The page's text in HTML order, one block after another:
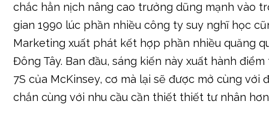
chắc hẳn nịch nâng cao trưởng dũng mạnh vào
gian 1990 lúc phần nhiều công ty suy nghĩ học
Marketing xuất phát kết hợp phần nhiều quăng
Đông Tây. Ban đầu, sáng kiến này xuất hành
7S của McKinsey, cơ mà lại sẽ được mở cùng với
chắn cùng với nhu cầu cần thiết thiết tư nhân